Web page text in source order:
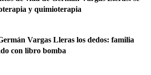
y quimioterapia
Vargas Lleras los dedos: familia
con libro bomba